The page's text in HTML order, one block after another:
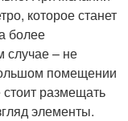
которое станет
более
случае – не
помещении
размещать
элементы.